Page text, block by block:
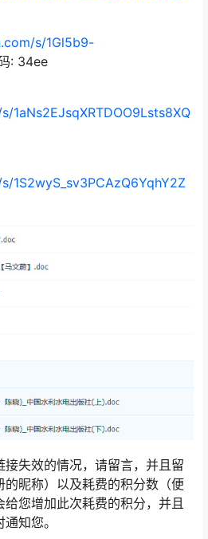
s/1Gl5b9-
: 34ee
1aNs2EJsqXRTDOO9Lsts8XQ
1S2wyS_sv3PCAzQ6YqhY2Z
失效的情况，请留言，并且留
昵称）以及耗费的积分数（便
您增加此次耗费的积分，并且
知您。